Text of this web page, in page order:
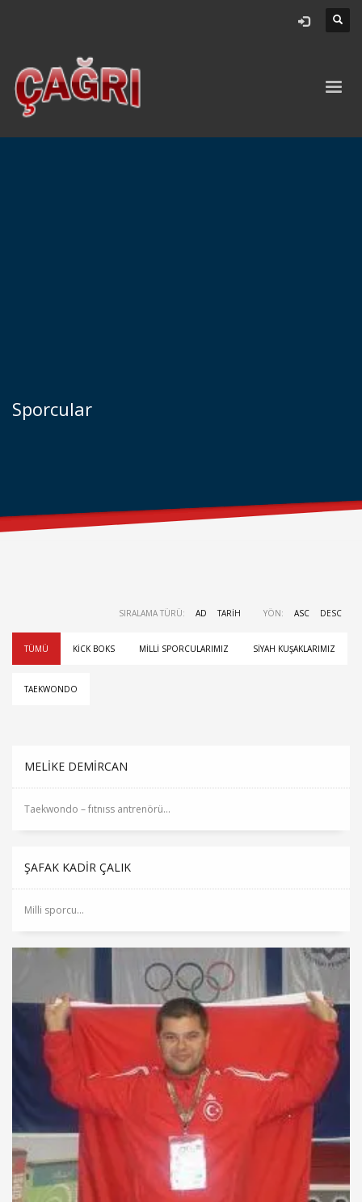
Sporcular
SIRALAMA TÜRÜ: AD TARIH YÖN: ASC DESC
TÜMÜ KICK BOKS MILLI SPORCULARIMIZ SIYAH KUŞAKLARIMIZ
TAEKWONDO
MELİKE DEMİRCAN
Taekwondo – fıtnıss antrenörü...
ŞAFAK KADİR ÇALIK
Milli sporcu...